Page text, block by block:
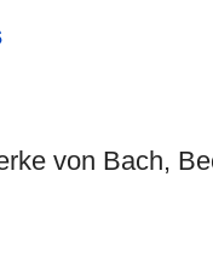
von Bach,